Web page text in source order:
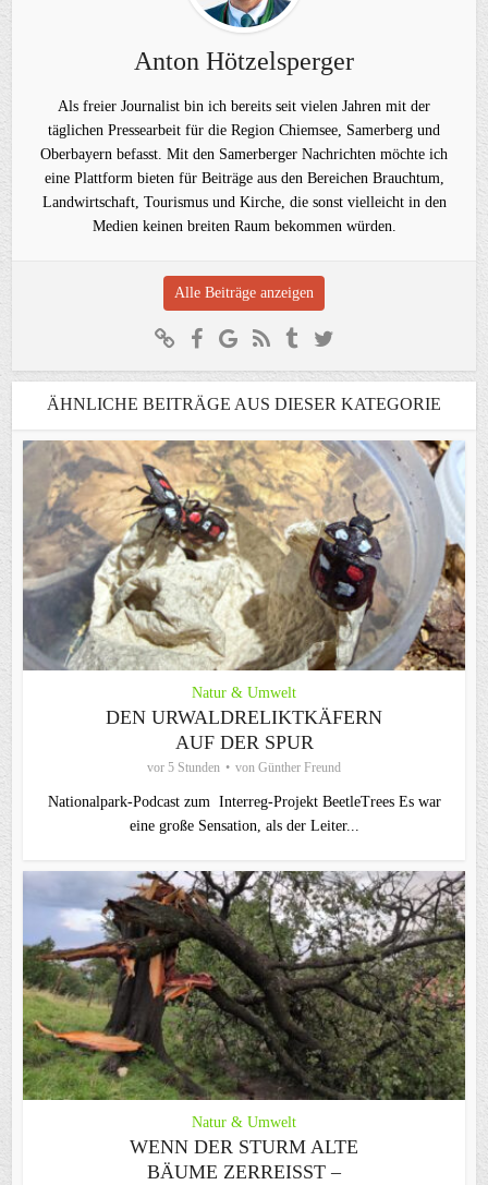
Anton Hötzelsperger
Als freier Journalist bin ich bereits seit vielen Jahren mit der
täglichen Pressearbeit für die Region Chiemsee, Samerberg und
Oberbayern befasst. Mit den Samerberger Nachrichten möchte ich
eine Plattform bieten für Beiträge aus den Bereichen Brauchtum,
Landwirtschaft, Tourismus und Kirche, die sonst vielleicht in den
Medien keinen breiten Raum bekommen würden.
Alle Beiträge anzeigen
ÄHNLICHE BEITRÄGE AUS DIESER KATEGORIE
Natur & Umwelt
DEN URWALDRELIKTKÄFERN
AUF DER SPUR
vor 5 Stunden von Günther Freund
Nationalpark-Podcast zum Interreg-Projekt BeetleTrees Es war
eine große Sensation, als der Leiter...
Natur & Umwelt
WENN DER STURM ALTE
BÄUME ZERREISST – G